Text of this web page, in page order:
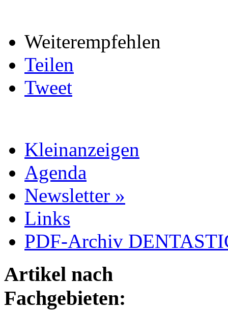
Weiterempfehlen
Teilen
Tweet
Kleinanzeigen
Agenda
Newsletter »
Links
PDF-Archiv
Artikel nach
Fachgebieten: